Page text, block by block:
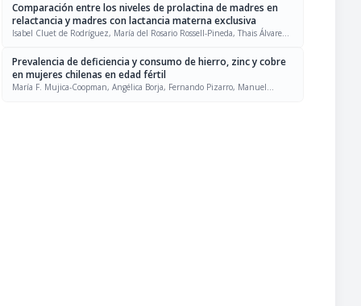
Comparación entre los niveles de prolactina de madres en
relactancia y madres con lactancia materna exclusiva
Isabel Cluet de Rodríguez, María del Rosario Rossell-Pineda, Thais Álvarez
Prevalencia de deficiencia y consumo de hierro, zinc y cobre
en mujeres chilenas en edad fértil
María F. Mujica-Coopman, Angélica Borja, Fernando Pizarro, Manuel